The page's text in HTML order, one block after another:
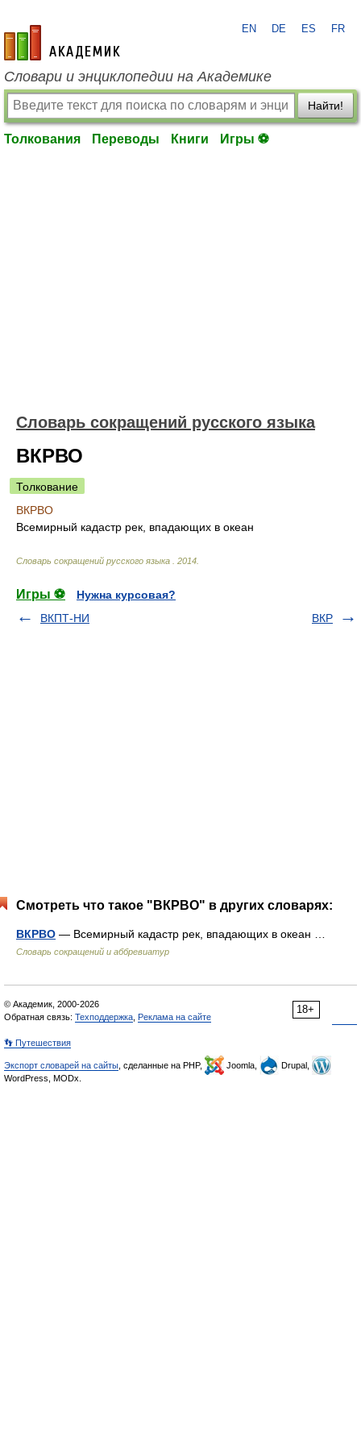
academic.ru
EN DE ES FR
Словари и энциклопедии на Академике
Найти!
Толкования Переводы Книги Игры ⚽
Словарь сокращений русского языка
ВКРВО
Толкование
ВКРВО
Всемирный кадастр рек, впадающих в океан
Словарь сокращений русского языка 2014
Игры ⚽
Нужна курсовая?
ВКПТ-НИ
ВКР
Смотреть что такое "ВКРВО" в других словарях:
ВКРВО — Всемирный кадастр рек, впадающих в океан …
Словарь сокращений и аббревиатур
18+
© Академик, 2000-2026
Обратная связь: Техподдержка Реклама на сайте
👣 Путешествия
Экспорт словарей на сайты , сделанные на PHP, Joomla,
Drupal,
WordPress, MODx.